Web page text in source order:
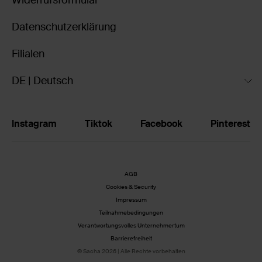
Datenschutzerklärung
Filialen
DE | Deutsch
Instagram Tiktok Facebook Pinterest
AGB
Cookies & Security
Impressum
Teilnahmebedingungen
Verantwortungsvolles Unternehmertum
Barrierefreiheit
© Sacha 2026 | Alle Rechte vorbehalten